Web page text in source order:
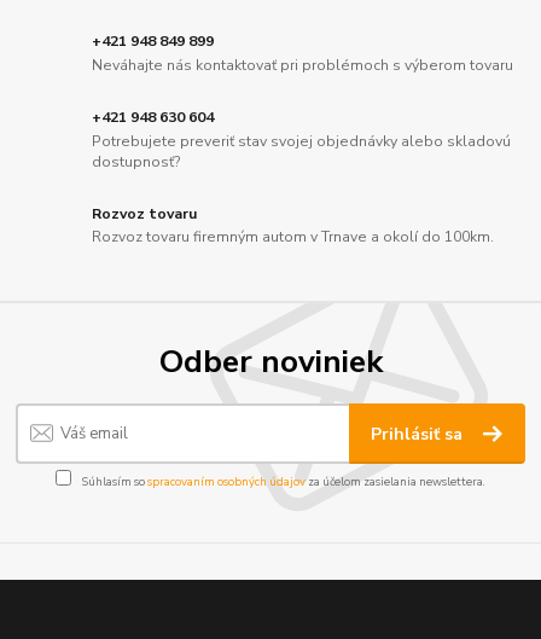
+421 948 849 899
Neváhajte nás kontaktovať pri problémoch s výberom tovaru
+421 948 630 604
Potrebujete preveriť stav svojej objednávky alebo skladovú
dostupnosť?
Rozvoz tovaru
Rozvoz tovaru firemným autom v Trnave a okolí do 100km.
Odber noviniek
Prihlásiť sa
Súhlasím sospracovaním osobných údajov za účelom zasielania newslettera.